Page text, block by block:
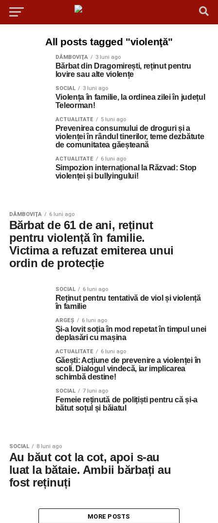
All posts tagged "violenţă"
DÂMBOVIŢA 3 luni ago
Bărbat din Dragomirești, reținut pentru
lovire sau alte violențe
SOCIAL 3 luni ago
Violența în familie, la ordinea zilei în județul
Teleorman!
ACTUALITATE 5 luni ago
Prevenirea consumului de droguri și a
violenței în rândul tinerilor, teme dezbătute
de comunitatea găeșteană
ACTUALITATE 6 luni ago
Simpozion internațional la Răzvad: Stop
violenței și bullyingului!
DÂMBOVIŢA 6 luni ago
Bărbat de 61 de ani, reținut
pentru violență în familie.
Victima a refuzat emiterea unui
ordin de protecție
SOCIAL 6 luni ago
Reținut pentru tentativă de viol și violență
în familie
ARGEȘ 6 luni ago
Și-a lovit soția în mod repetat în timpul unei
deplasări cu mașina
ACTUALITATE 6 luni ago
Găești: Acțiune de prevenire a violenței în
scoli. Dialogul vindecă, iar implicarea
schimbă destine!
SOCIAL 7 luni ago
Femeie reținută de polițiști pentru că și-a
bătut soțul și băiatul
SOCIAL 8 luni ago
Au băut cot la cot, apoi s-au
luat la bătaie. Ambii bărbați au
fost reținuți
MORE POSTS